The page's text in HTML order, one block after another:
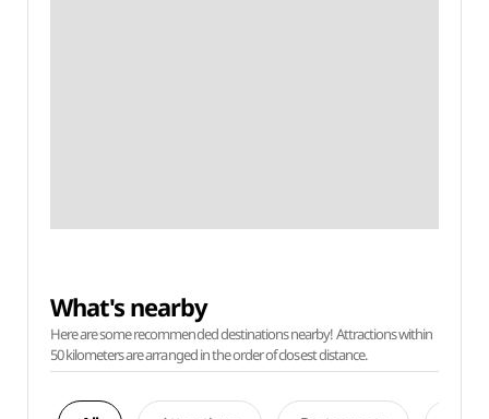
What's nearby
Here are some recommended destinations nearby! Attractions within
50 kilometers are arranged in the order of closest distance.